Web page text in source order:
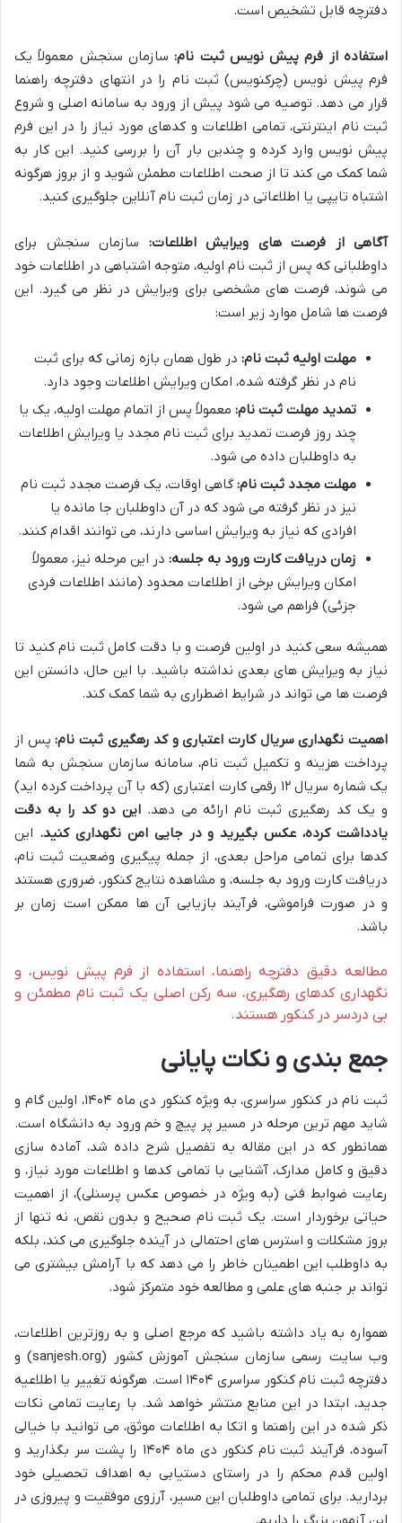
دفترچه قابل تشخیص است.
استفاده از فرم پیش نویس ثبت نام:سازمان سنجش معمولاً یک
فرم پیش نویس (چرکنویس) ثبت نام را در انتهای دفترچه راهنما
قرار می دهد. توصیه می شود پیش از ورود به سامانه اصلی و شروع
ثبت نام اینترنتی، تمامی اطلاعات و کدهای مورد نیاز را در این فرم
پیش نویس وارد کرده و چندین بار آن را بررسی کنید. این کار به
شما کمک می کند تا از صحت اطلاعات مطمئن شوید و از بروز هرگونه
اشتباه تایپی یا اطلاعاتی در زمان ثبت نام آنلاین جلوگیری کنید.
آگاهی از فرصت های ویرایش اطلاعات: سازمان سنجش برای
داوطلبانی که پس از ثبت نام اولیه، متوجه اشتباهی در اطلاعات خود
می شوند، فرصت های مشخصی برای ویرایش در نظر می گیرد. این
فرصت ها شامل موارد زیر است:
مهلت اولیه ثبت نام: در طول همان بازه زمانی که برای ثبت
نام در نظر گرفته شده، امکان ویرایش اطلاعات وجود دارد.
تمدید مهلت ثبت نام: معمولاً پس از اتمام مهلت اولیه، یک یا
چند روز فرصت تمدید برای ثبت نام مجدد یا ویرایش اطلاعات
به داوطلبان داده می شود.
مهلت مجدد ثبت نام: گاهی اوقات، یک فرصت مجدد ثبت نام
نیز در نظر گرفته می شود که در آن داوطلبان جا مانده یا
افرادی که نیاز به ویرایش اساسی دارند، می توانند اقدام کنند.
زمان دریافت کارت ورود به جلسه: در این مرحله نیز، معمولاً
امکان ویرایش برخی از اطلاعات محدود (مانند اطلاعات فردی
جزئی) فراهم می شود.
همیشه سعی کنید در اولین فرصت و با دقت کامل ثبت نام کنید تا
نیاز به ویرایش های بعدی نداشته باشید. با این حال، دانستن این
فرصت ها می تواند در شرایط اضطراری به شما کمک کند.
اهمیت نگهداری سریال کارت اعتباری و کد رهگیری ثبت نام:پس از
پرداخت هزینه و تکمیل ثبت نام، سامانه سازمان سنجش به شما
یک شماره سریال ۱۲ رقمی کارت اعتباری (که با آن پرداخت کرده اید)
و یک کد رهگیری ثبت نام ارائه می دهد.این دو کد را به دقت
یادداشت کرده، عکس بگیرید و در جایی امن نگهداری کنید. این
کدها برای تمامی مراحل بعدی، از جمله پیگیری وضعیت ثبت نام،
دریافت کارت ورود به جلسه، و مشاهده نتایج کنکور، ضروری هستند
و در صورت فراموشی، فرآیند بازیابی آن ها ممکن است زمان بر
باشد.
مطالعه دقیق دفترچه راهنما، استفاده از فرم پیش نویس، و
نگهداری کدهای رهگیری، سه رکن اصلی یک ثبت نام مطمئن و
بی دردسر در کنکور هستند.
جمع بندی و نکات پایانی
ثبت نام در کنکور سراسری، به ویژه کنکور دی ماه ۱۴۰۴، اولین گام و
شاید مهم ترین مرحله در مسیر پر پیچ و خم ورود به دانشگاه است.
همانطور که در این مقاله به تفصیل شرح داده شد، آماده سازی
دقیق و کامل مدارک، آشنایی با تمامی کدها و اطلاعات مورد نیاز، و
رعایت ضوابط فنی (به ویژه در خصوص عکس پرسنلی)، از اهمیت
حیاتی برخوردار است. یک ثبت نام صحیح و بدون نقص، نه تنها از
بروز مشکلات و استرس های احتمالی در آینده جلوگیری می کند، بلکه
به داوطلب این اطمینان خاطر را می دهد که با آرامش بیشتری می
تواند بر جنبه های علمی و مطالعه خود متمرکز شود.
همواره به یاد داشته باشید که مرجع اصلی و به روزترین اطلاعات،
وب سایت رسمی سازمان سنجش آموزش کشور (sanjesh.org) و
دفترچه ثبت نام کنکور سراسری ۱۴۰۴ است. هرگونه تغییر یا اطلاعیه
جدید، ابتدا در این منابع منتشر خواهد شد. با رعایت تمامی نکات
ذکر شده در این راهنما و اتکا به اطلاعات موثق، می توانید با خیالی
آسوده، فرآیند ثبت نام کنکور دی ماه ۱۴۰۴ را پشت سر بگذارید و
اولین قدم محکم را در راستای دستیابی به اهداف تحصیلی خود
بردارید. برای تمامی داوطلبان این مسیر، آرزوی موفقیت و پیروزی در